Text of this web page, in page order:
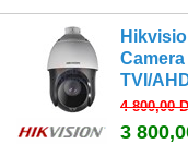
TVI/
4 800,00
3